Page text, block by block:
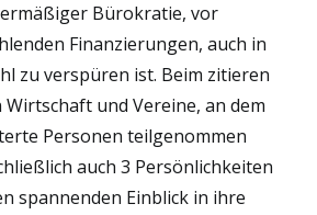
Bürokratie, vor
Finanzierungen, auch in
zu verspüren ist. Beim zitieren
und Vereine, an dem
Personen teilgenommen
auch 3 Persönlichkeiten
spannenden Einblick in ihre